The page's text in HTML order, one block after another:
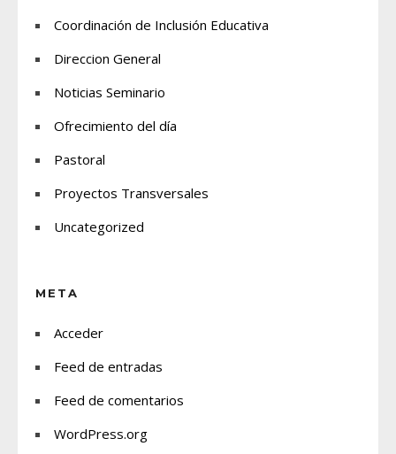
Coordinación de Inclusión Educativa
Direccion General
Noticias Seminario
Ofrecimiento del día
Pastoral
Proyectos Transversales
Uncategorized
META
Acceder
Feed de entradas
Feed de comentarios
WordPress.org